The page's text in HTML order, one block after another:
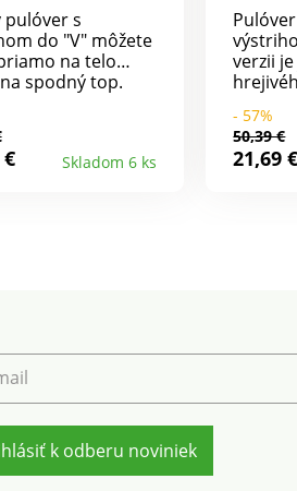
pulóver s
do "V" môžete
na telo
spodný top.
výstrih do
rukávy. Voľné
Rovný spodný
Skladom 6 ks
verzii
Dlhé
- 57%
50,39 €
21,69 €
k odberu noviniek